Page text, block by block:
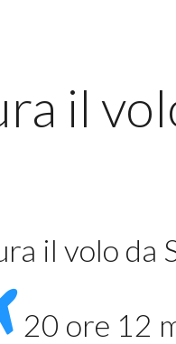
il
il volo da
20 ore 12